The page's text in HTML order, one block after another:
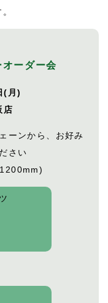
ーダー会
(月)
店
ーンから、お好み
さい